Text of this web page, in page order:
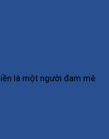
là một người đam mê